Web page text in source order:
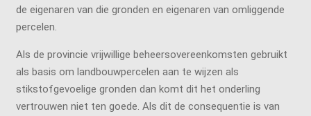
de eigenaren van die gronden en eigenaren van omliggende
percelen.
Als de provincie vrijwillige beheersovereenkomsten gebruikt
als basis om landbouwpercelen aan te wijzen als
stikstofgevoelige gronden dan komt dit het onderling
vertrouwen niet ten goede. Als dit de consequentie is van